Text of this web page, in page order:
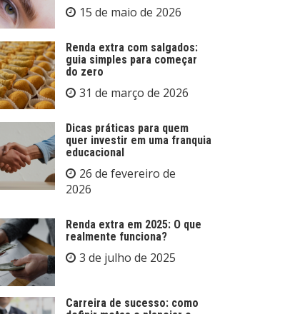
15 de maio de 2026
Renda extra com salgados:
guia simples para começar
do zero
31 de março de 2026
Dicas práticas para quem
quer investir em uma franquia
educacional
26 de fevereiro de
2026
Renda extra em 2025: O que
realmente funciona?
3 de julho de 2025
Carreira de sucesso: como